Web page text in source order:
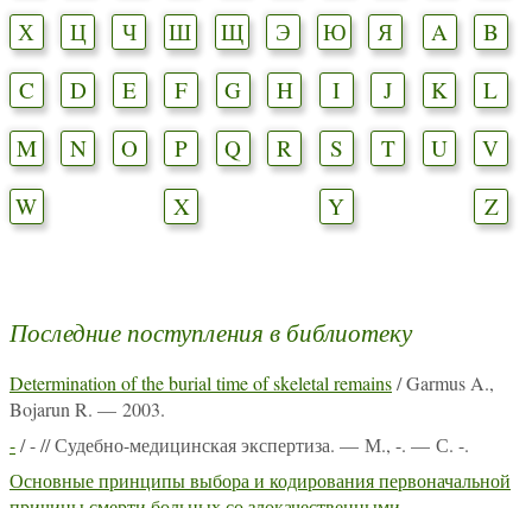
Х
Ц Ч Ш Щ Э Ю Я A
B
C
D E F G H I J K
L
M
N O P Q R S T U
V
W
X Y Z
Последние поступления в библиотеку
Determination of the burial time of skeletal remains/ Garmus A.,
Bojarun R. — 2003.
-/ - // Судебно-медицинская экспертиза. — М., -. — С. -.
Основные принципы выбора и кодирования первоначальной